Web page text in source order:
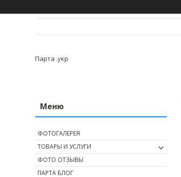
Парта .укр
ФОТОГАЛЕРЕЯ
ТОВАРЫ И УСЛУГИ
ФОТО ОТЗЫВЫ
ПАРТА БЛОГ